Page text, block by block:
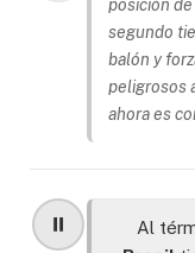
posición
segundo
balón y
peligrosos
ahora es
⏸️
Al